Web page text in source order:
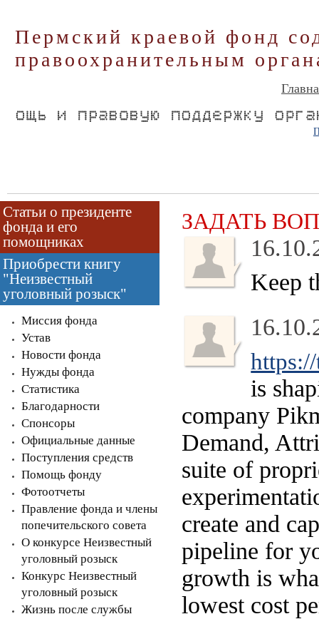
Пермский краевой фонд
правоохранительным
Статьи о президенте
фонда и его
помощниках
Приобрести книгу
"Неизвестный
уголовный розыск"
Миссия фонда
Устав
Новости фонда
Нужды фонда
Статистика
Благодарности
Спонсоры
Официальные данные
Поступления средств
Помощь фонду
Фотоотчеты
Правление фонда и члены
попечительского совета
О конкурсе Неизвестный
уголовный розыск
Конкурс Неизвестный
уголовный розыск
Жизнь после службы
ЗАДАТЬ
Keep
is
company
Demand,
suite of
create and
pipeline for
growth is
lowest cost